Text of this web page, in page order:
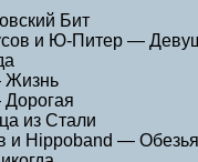
Бит
и Ю-Питер —
Жизнь
из Стали
и Hippoband —